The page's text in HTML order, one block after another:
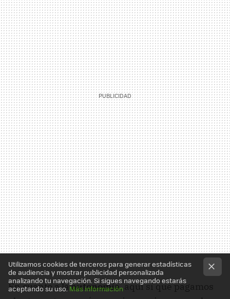
En cuanto a laautonomía, aquí sí que pagamos
Utilizamos cookies de terceros para generar estadísticas
de audiencia y mostrar publicidad personalizada
analizando tu navegación. Si sigues navegando estarás
aceptando su uso. Más información